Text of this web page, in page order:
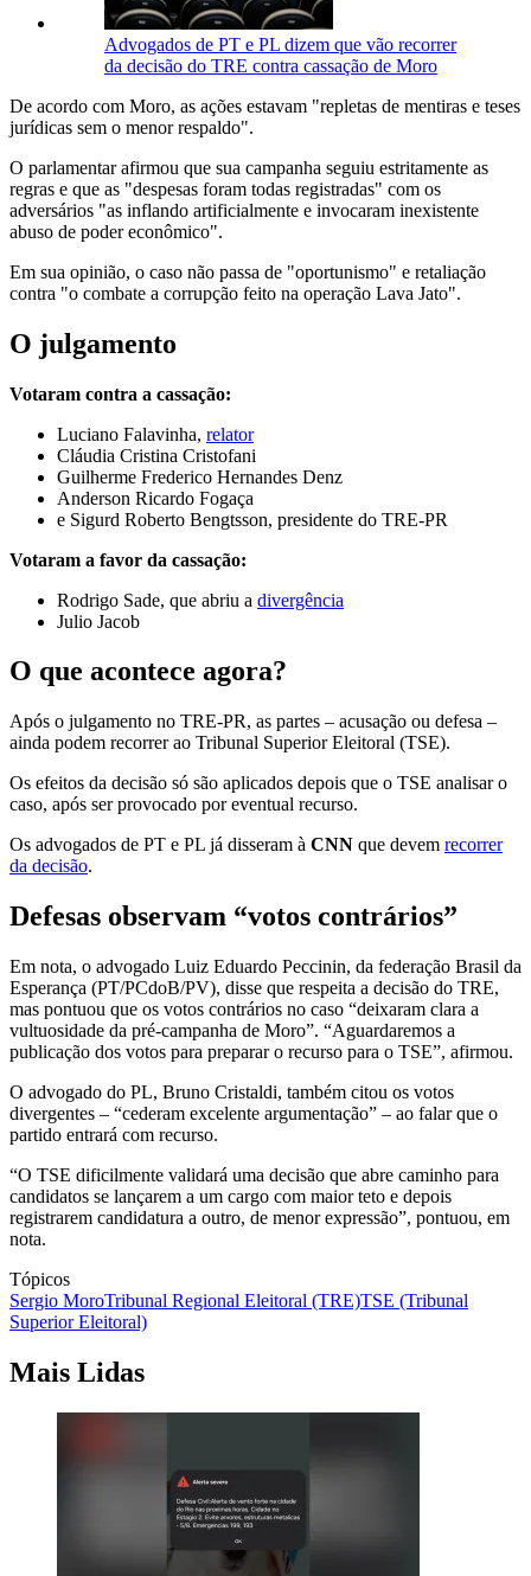
Advogados de PT e PL dizem que vão recorrer
da decisão do TRE contra cassação de Moro
De acordo com Moro, as ações estavam "repletas de mentiras e teses
jurídicas sem o menor respaldo".
O parlamentar afirmou que sua campanha seguiu estritamente as
regras e que as "despesas foram todas registradas" com os
adversários "as inflando artificialmente e invocaram inexistente
abuso de poder econômico".
Em sua opinião, o caso não passa de "oportunismo" e retaliação
contra "o combate a corrupção feito na operação Lava Jato".
O julgamento
Votaram contra a cassação:
Luciano Falavinha, relator
Cláudia Cristina Cristofani
Guilherme Frederico Hernandes Denz
Anderson Ricardo Fogaça
e Sigurd Roberto Bengtsson, presidente do TRE-PR
Votaram a favor da cassação:
Rodrigo Sade, que abriu a divergência
Julio Jacob
O que acontece agora?
Após o julgamento no TRE-PR, as partes – acusação ou defesa –
ainda podem recorrer ao Tribunal Superior Eleitoral (TSE).
Os efeitos da decisão só são aplicados depois que o TSE analisar o
caso, após ser provocado por eventual recurso.
Os advogados de PT e PL já disseram à CNN que devem recorrer
da decisão.
Defesas observam “votos contrários”
Em nota, o advogado Luiz Eduardo Peccinin, da federação Brasil da
Esperança (PT/PCdoB/PV), disse que respeita a decisão do TRE,
mas pontuou que os votos contrários no caso “deixaram clara a
vultuosidade da pré-campanha de Moro”. “Aguardaremos a
publicação dos votos para preparar o recurso para o TSE”, afirmou.
O advogado do PL, Bruno Cristaldi, também citou os votos
divergentes – “cederam excelente argumentação” – ao falar que o
partido entrará com recurso.
“O TSE dificilmente validará uma decisão que abre caminho para
candidatos se lançarem a um cargo com maior teto e depois
registrarem candidatura a outro, de menor expressão”, pontuou, em
nota.
Tópicos
Sergio MoroTribunal Regional Eleitoral (TRE)TSE (Tribunal
Superior Eleitoral)
Mais Lidas